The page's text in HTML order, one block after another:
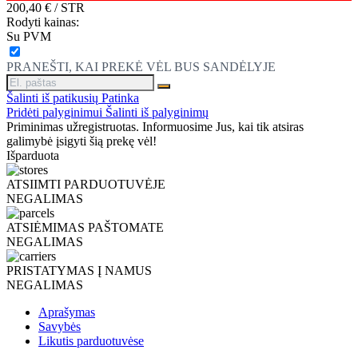
200,40 € / STR
Rodyti kainas:
Su PVM
PRANEŠTI, KAI PREKĖ VĖL BUS SANDĖLYJE
Šalinti iš patikusių Patinka
Pridėti palyginimui Šalinti iš palyginimų
Priminimas užregistruotas. Informuosime Jus, kai tik atsiras
galimybė įsigyti šią prekę vėl!
Išparduota
ATSIIMTI PARDUOTUVĖJE
NEGALIMAS
ATSIĖMIMAS PAŠTOMATE
NEGALIMAS
PRISTATYMAS Į NAMUS
NEGALIMAS
Aprašymas
Savybės
Likutis parduotuvėse